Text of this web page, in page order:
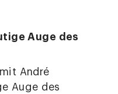
Auge des
André
Auge des